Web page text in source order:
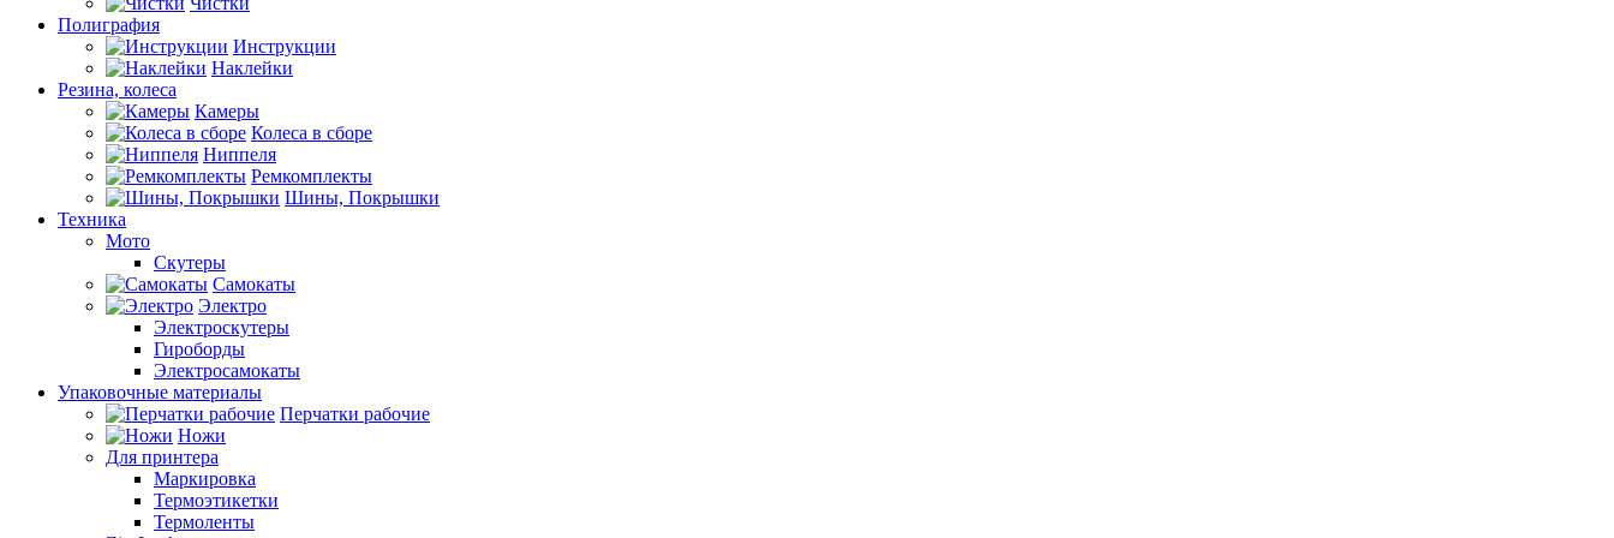
Полиграфия
Инструкции
Наклейки
Резина, колеса
Камеры
Колеса в сборе
Ниппеля
Ремкомплекты
Шины, Покрышки
Техника
Мото
Скутеры
Самокаты
Электро
Электроскутеры
Гироборды
Электросамокаты
Упаковочные материалы
Перчатки рабочие
Ножи
Для принтера
Маркировка
Термоэтикетки
Термоленты